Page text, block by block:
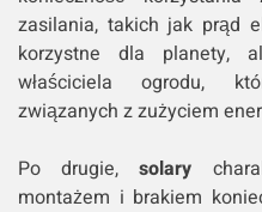
zasilania, takich jak prąd
korzystne dla planety,
właściciela ogrodu,
związanych z zużyciem
Po drugie,solary
montażem i brakiem